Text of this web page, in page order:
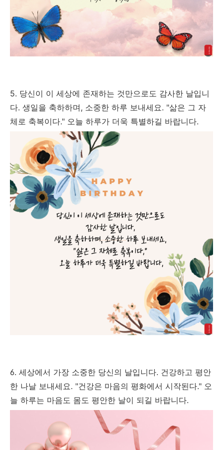
5. 당신이 이 세상에 존재하는 것만으로도 감사한 날입니
다. 생일을 축하하며, 소중한 하루 보내세요. "삶은 그 자
체로 축복이다." 오늘 하루가 더욱 특별하길 바랍니다.
6. 세상에서 가장 소중한 당신의 날입니다. 건강하고 평안
한 나날 보내세요. "건강은 마음의 평화에서 시작된다." 오
늘 하루는 마음도 몸도 평안한 날이 되길 바랍니다.